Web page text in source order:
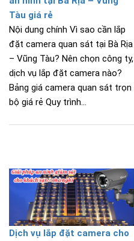
Tàu giá rẻ
Nội dung chính Vì sao cần lắp
đặt camera quan sát tại Bà Rịa
– Vũng Tàu? Nên chọn công ty,
dịch vụ lắp đặt camera nào?
Bảng giá camera quan sát trọn
bộ giá rẻ Quy trình...
Dịch vụ lắp đặt camera cho